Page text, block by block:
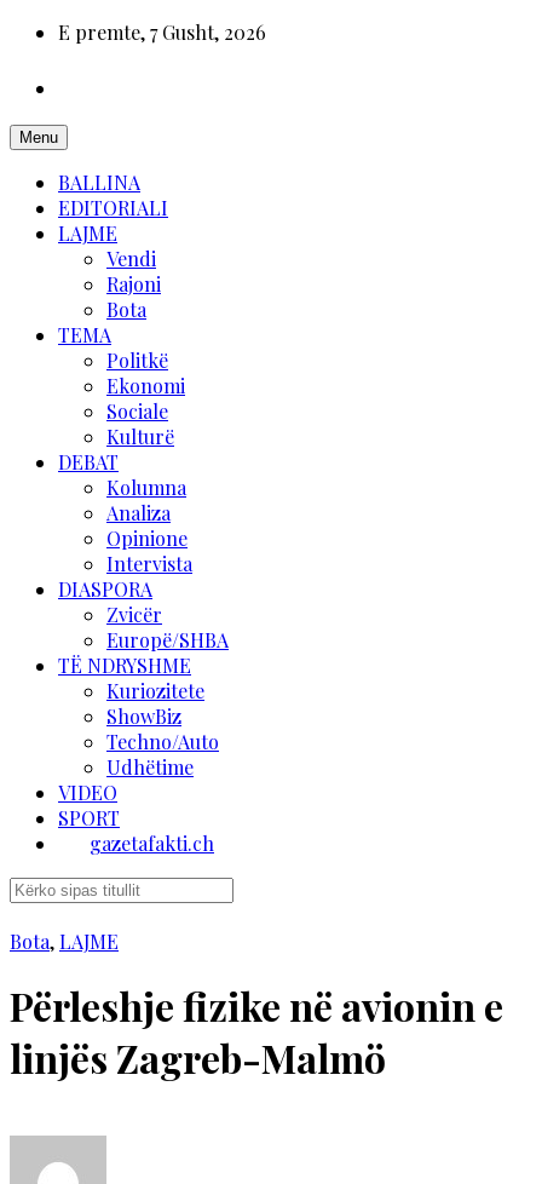
E premte, 7 Gusht, 2026
Menu
BALLINA
EDITORIALI
LAJME
Vendi
Rajoni
Bota
TEMA
Politkë
Ekonomi
Sociale
Kulturë
DEBAT
Kolumna
Analiza
Opinione
Intervista
DIASPORA
Zvicër
Europë/SHBA
TË NDRYSHME
Kuriozitete
ShowBiz
Techno/Auto
Udhëtime
VIDEO
SPORT
gazetafakti.ch
Bota,LAJME
Përleshje fizike në avionin e
linjës Zagreb-Malmö